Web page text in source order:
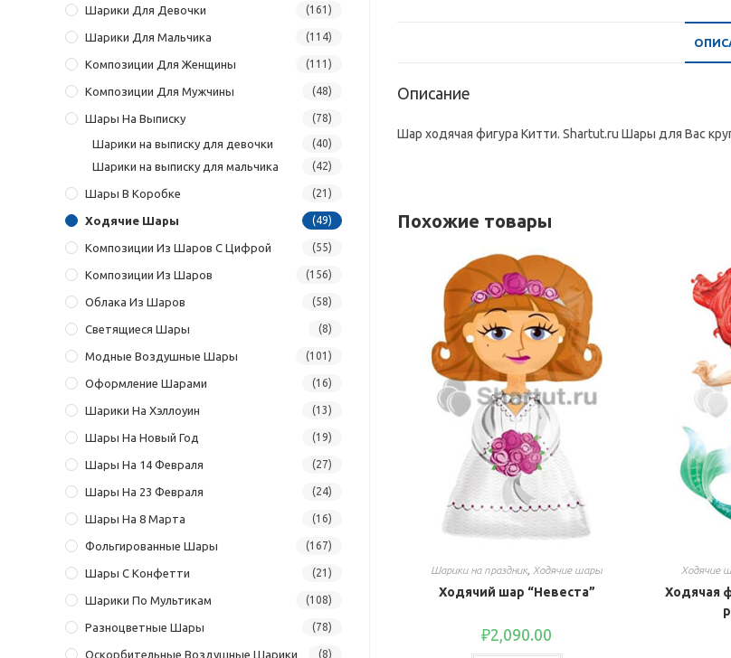
Описание
Шар ходячая фигура Китти. Shartut.ru Шары для Вас
Похожие товары
Шарики на праздник, Ходячие шары
Ходячий шар “Невеста”
₽2,090.00
Ходячие
Ходячая
Шарики Для Девочки (161)
Шарики Для Мальчика (114)
Композиции Для Женщины (111)
Композиции Для Мужчины (48)
Шары На Выписку (78)
Шарики на выписку для девочки (40)
Шарики на выписку для мальчика (42)
Шары В Коробке (21)
Ходячие Шары (49)
Композиции Из Шаров С Цифрой (55)
Композиции Из Шаров (156)
Облака Из Шаров (58)
Светящиеся Шары (8)
Модные Воздушные Шары (101)
Оформление Шарами (16)
Шарики На Хэллоуин (13)
Шары На Новый Год (19)
Шары На 14 Февраля (27)
Шары На 23 Февраля (24)
Шары На 8 Марта (16)
Фольгированные Шары (167)
Шары С Конфетти (21)
Шарики По Мультикам (108)
Разноцветные Шары (78)
Оскорбительные Воздушные Шарики (8)